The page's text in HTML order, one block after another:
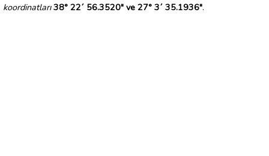
koordinatları 38° 22´ 56.3520" ve 27° 3´ 35.1936".